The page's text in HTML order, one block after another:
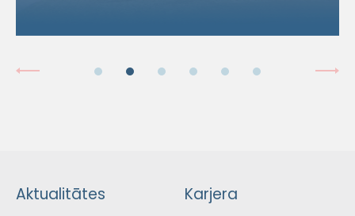
Aktualitātes Karjera